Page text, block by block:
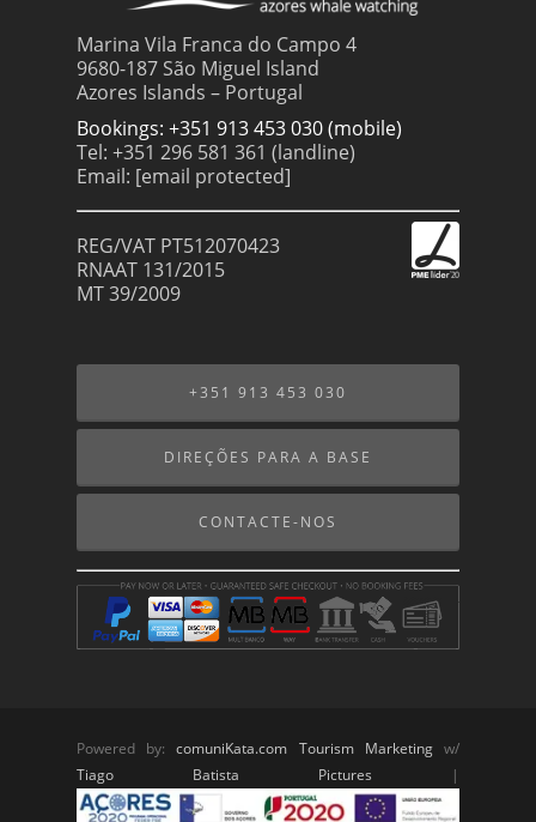
Marina Vila Franca do Campo 4
9680-187 São Miguel Island
Azores Islands – Portugal
Bookings: +351 913 453 030 (mobile)
Tel: +351 296 581 361 (landline)
Email: [email protected]
REG/VAT PT512070423
RNAAT 131/2015
MT 39/2009
+351 913 453 030
DIREÇÕES PARA A BASE
CONTACTE-NOS
Powered by:comuniKata.com Tourism Marketingw/
Tiago Batista Pictures |